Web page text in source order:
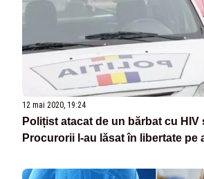
12 mai 2020, 19:24
Polițist atacat de un bărbat cu HIV
Procurorii l-au lăsat în libertate pe